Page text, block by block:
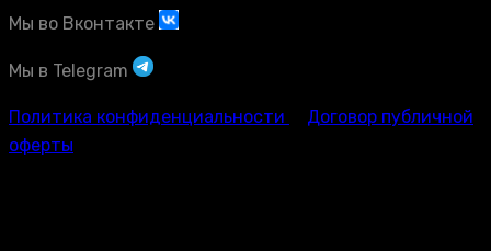
Мы во Вконтакте
Мы в Telegram
Политика конфиденциальности
Договор публичной
оферты